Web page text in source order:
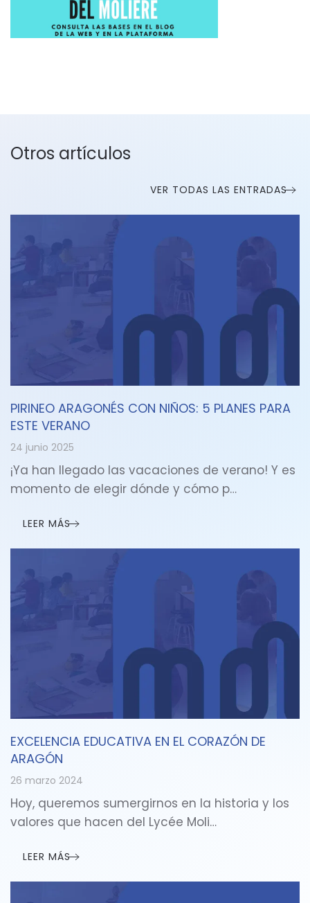
Otros artículos
VER TODAS LAS ENTRADAS
PIRINEO ARAGONÉS CON NIÑOS: 5 PLANES PARA
ESTE VERANO
24 junio 2025
¡Ya han llegado las vacaciones de verano! Y es
momento de elegir dónde y cómo p…
LEER MÁS
EXCELENCIA EDUCATIVA EN EL CORAZÓN DE
ARAGÓN
26 marzo 2024
Hoy, queremos sumergirnos en la historia y los
valores que hacen del Lycée Moli…
LEER MÁS